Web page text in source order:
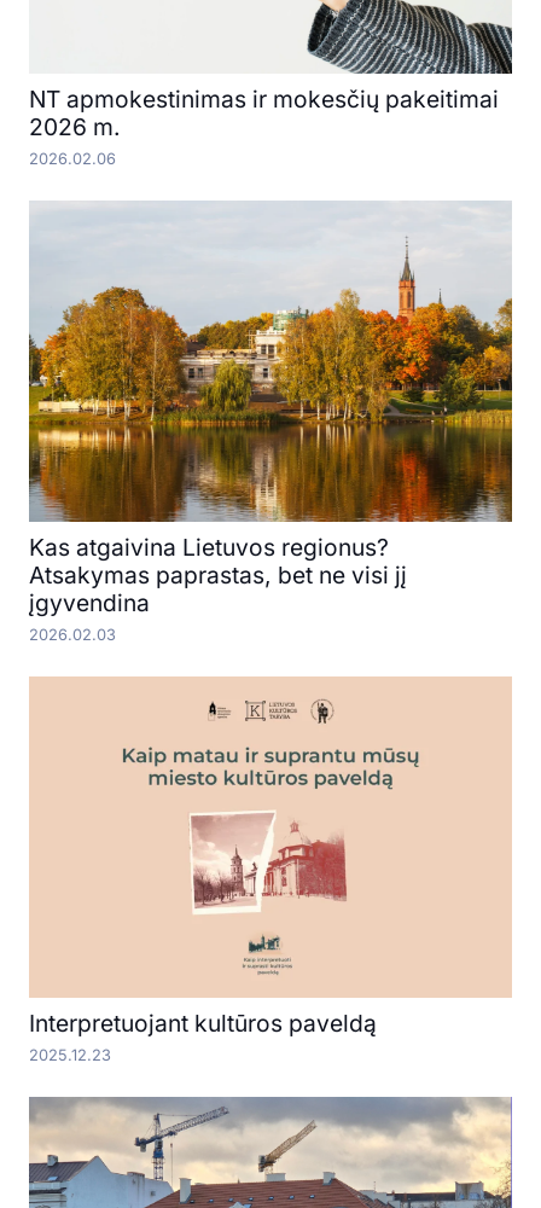
NT apmokestinimas ir mokesčių pakeitimai
2026 m.
2026.02.06
Kas atgaivina Lietuvos regionus?
Atsakymas paprastas, bet ne visi jį
įgyvendina
2026.02.03
Interpretuojant kultūros paveldą
2025.12.23